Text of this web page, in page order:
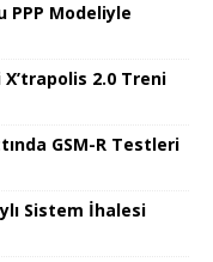
PPP Modeliyle
2.0 Treni
GSM-R Testleri
Sistem İhalesi